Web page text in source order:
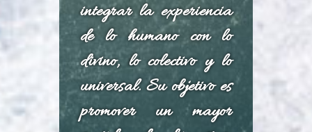
integrar la experiencia
de lo humano con lo
divino, lo colectivo y lo
universal. Su objetivo es
promover un mayor